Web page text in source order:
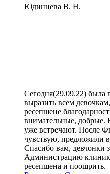
Юдинцева В. Н.
Сегодня(29.09.22) была
выразить всем
ресепшене
внимательные, добрые.
уже встречают. После
чувствую, предложили
Спасибо вам, девчонки
Администрацию
ресепшена и поощрить.